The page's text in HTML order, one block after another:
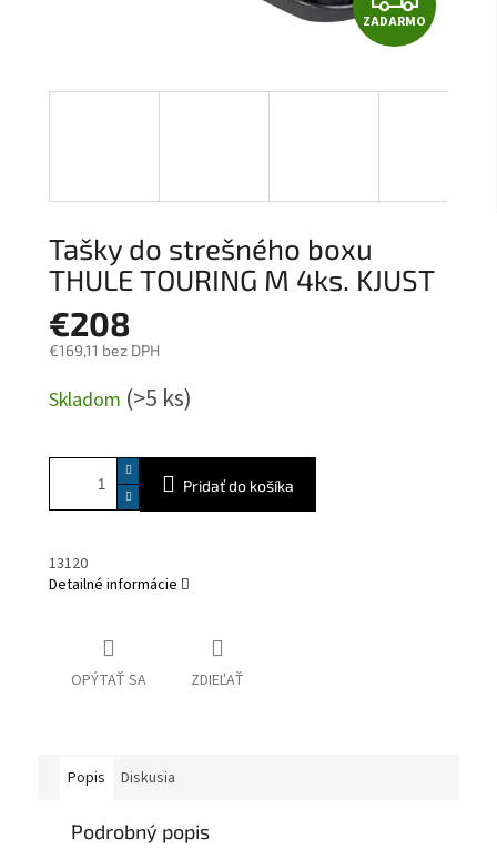
A
D
O
ZADARMO
Tašky do strešného boxu
THULE TOURING M 4ks. KJUST
€208
€169,11 bez DPH
cena:
Skladom (>5 ks)
Pridať do košíka
13120
Detailné informácie
OPÝTAŤ SA ZDIEĽAŤ
Popis Diskusia
Podrobný popis